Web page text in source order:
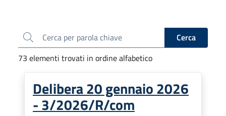
Cerca
Cerca
73 elementi trovati in ordine alfabetico
Delibera 20 gennaio 2026
- 3/2026/R/com